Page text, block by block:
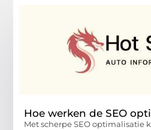
Hoe werken de SEO
Met scherpe SEO optimalisatie